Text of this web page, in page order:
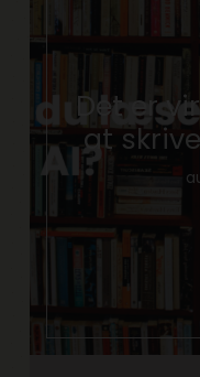
Det er
at